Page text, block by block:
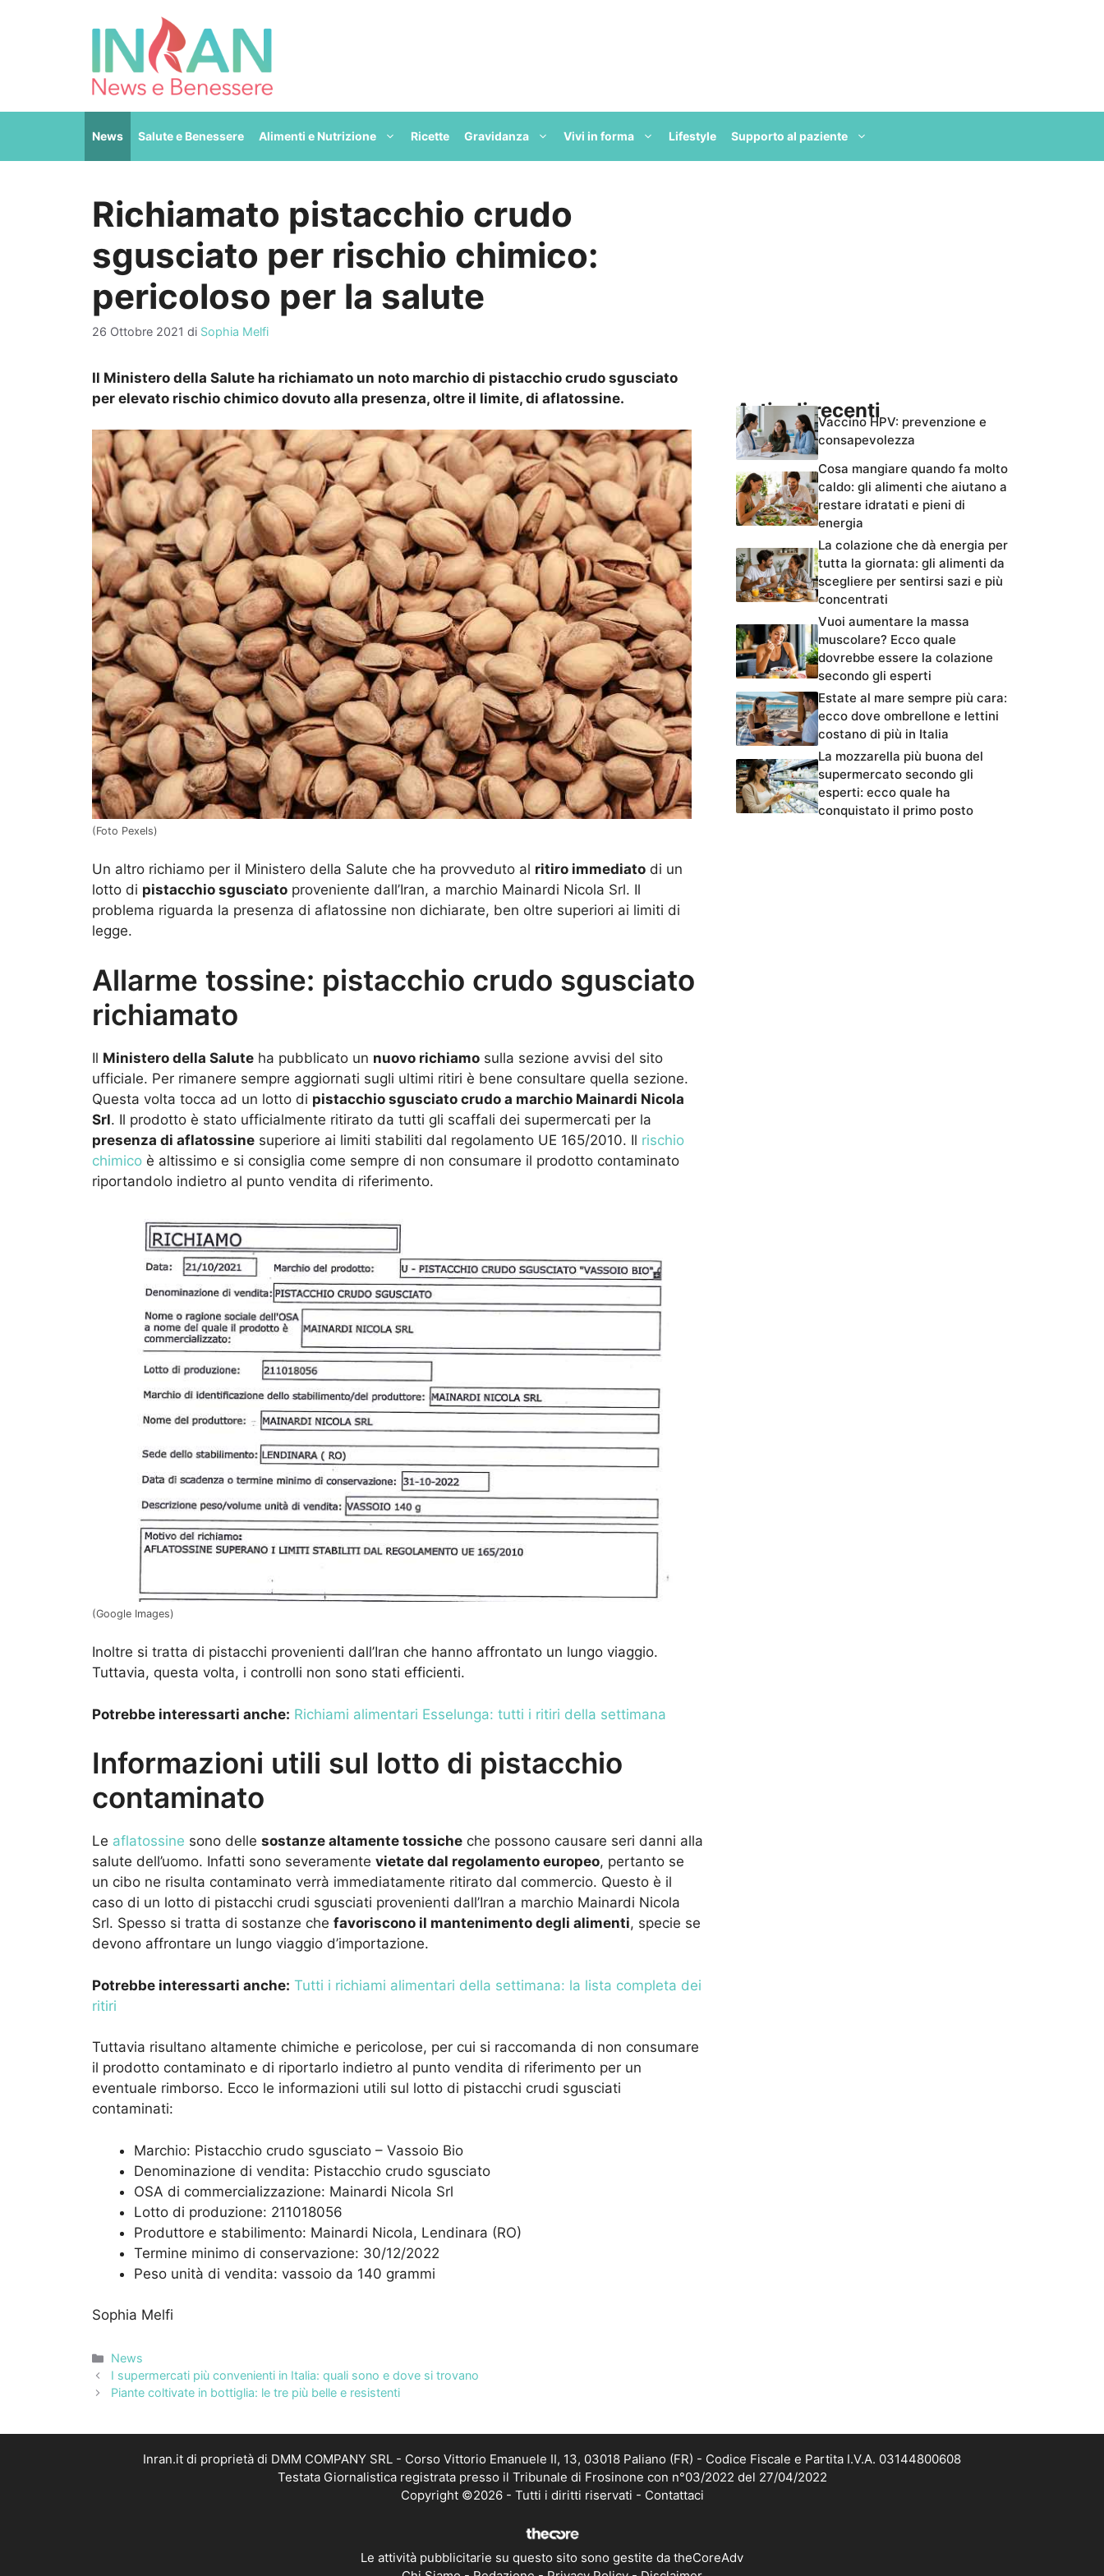
News Salute e Benessere Alimenti e Nutrizione Ricette Gravidanza Vivi in forma Lifestyle Supporto al paziente
Richiamato pistacchio crudo
sgusciato per rischio chimico:
pericoloso per la salute
26 Ottobre 2021 di Sophia Melfi
Il Ministero della Salute ha richiamato un noto marchio di pistacchio crudo sgusciato
per elevato rischio chimico dovuto alla presenza, oltre il limite, di aflatossine.
(Foto Pexels)
Un altro richiamo per il Ministero della Salute che ha provveduto al ritiro immediato di un
lotto di pistacchio sgusciato proveniente dall’Iran, a marchio Mainardi Nicola Srl. Il
problema riguarda la presenza di aflatossine non dichiarate, ben oltre superiori ai limiti di
legge.
Allarme tossine: pistacchio crudo sgusciato
richiamato
Il Ministero della Salute ha pubblicato un nuovo richiamo sulla sezione avvisi del sito
ufficiale. Per rimanere sempre aggiornati sugli ultimi ritiri è bene consultare quella sezione.
Questa volta tocca ad un lotto di pistacchio sgusciato crudo a marchio Mainardi Nicola
Srl. Il prodotto è stato ufficialmente ritirato da tutti gli scaffali dei supermercati per la
presenza di aflatossine superiore ai limiti stabiliti dal regolamento UE 165/2010. Il rischio
chimico è altissimo e si consiglia come sempre di non consumare il prodotto contaminato
riportandolo indietro al punto vendita di riferimento.
(Google Images)
Inoltre si tratta di pistacchi provenienti dall’Iran che hanno affrontato un lungo viaggio.
Tuttavia, questa volta, i controlli non sono stati efficienti.
Potrebbe interessarti anche: Richiami alimentari Esselunga: tutti i ritiri della settimana
Informazioni utili sul lotto di pistacchio
contaminato
Le aflatossine sono delle sostanze altamente tossiche che possono causare seri danni alla
salute dell’uomo. Infatti sono severamente vietate dal regolamento europeo, pertanto se
un cibo ne risulta contaminato verrà immediatamente ritirato dal commercio. Questo è il
caso di un lotto di pistacchi crudi sgusciati provenienti dall’Iran a marchio Mainardi Nicola
Srl. Spesso si tratta di sostanze che favoriscono il mantenimento degli alimenti, specie se
devono affrontare un lungo viaggio d’importazione.
Potrebbe interessarti anche: Tutti i richiami alimentari della settimana: la lista completa dei
ritiri
Tuttavia risultano altamente chimiche e pericolose, per cui si raccomanda di non consumare
il prodotto contaminato e di riportarlo indietro al punto vendita di riferimento per un
eventuale rimborso. Ecco le informazioni utili sul lotto di pistacchi crudi sgusciati
contaminati:
Marchio: Pistacchio crudo sgusciato – Vassoio Bio
Denominazione di vendita: Pistacchio crudo sgusciato
OSA di commercializzazione: Mainardi Nicola Srl
Lotto di produzione: 211018056
Produttore e stabilimento: Mainardi Nicola, Lendinara (RO)
Termine minimo di conservazione: 30/12/2022
Peso unità di vendita: vassoio da 140 grammi
Sophia Melfi
Categorie
News
I supermercati più convenienti in Italia: quali sono e dove si trovano
Piante coltivate in bottiglia: le tre più belle e resistenti
Articoli recentiVaccino HPV: prevenzione e
consapevolezza
Cosa mangiare quando fa molto
caldo: gli alimenti che aiutano a
restare idratati e pieni di
energia
La colazione che dà energia per
tutta la giornata: gli alimenti da
scegliere per sentirsi sazi e più
concentrati
Vuoi aumentare la massa
muscolare? Ecco quale
dovrebbe essere la colazione
secondo gli esperti
Estate al mare sempre più cara:
ecco dove ombrellone e lettini
costano di più in Italia
La mozzarella più buona del
supermercato secondo gli
esperti: ecco quale ha
conquistato il primo posto
Inran.it di proprietà di DMM COMPANY SRL - Corso Vittorio Emanuele II, 13, 03018 Paliano (FR) - Codice Fiscale e Partita I.V.A. 03144800608
Testata Giornalistica registrata presso il Tribunale di Frosinone con n°03/2022 del 27/04/2022
Copyright ©2026 - Tutti i diritti riservati - Contattaci
Le attività pubblicitarie su questo sito sono gestite da theCoreAdv